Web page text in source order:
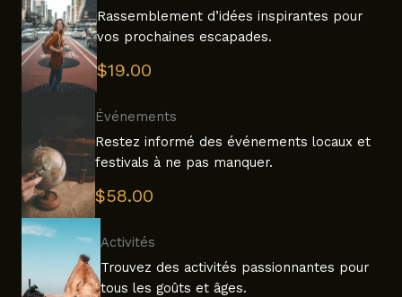
Rassemblement d’idées inspirantes pour
vos prochaines escapades.
$19.00
Événements
Restez informé des événements locaux et
festivals à ne pas manquer.
$58.00
Activités
Trouvez des activités passionnantes pour
tous les goûts et âges.